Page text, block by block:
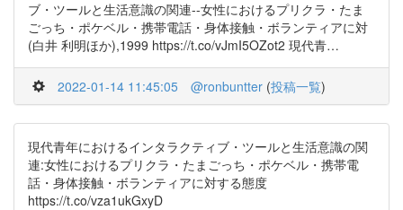
ブ・ツールと生活意識の関連--女性におけるプリクラ・たま
ごっち・ポケベル・携帯電話・身体接触・ボランティアに対
(白井 利明ほか),1999 https://t.co/vJmI5OZot2 現代青…
2022-01-14 11:45:05 @ronbuntter (投稿一覧)
現代青年におけるインタラクティブ・ツールと生活意識の関
連:女性におけるプリクラ・たまごっち・ポケベル・携帯電
話・身体接触・ボランティアに対する態度
https://t.co/vza1ukGxyD